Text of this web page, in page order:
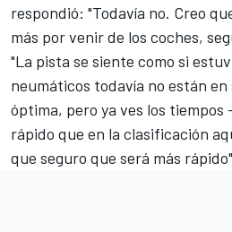
respondió: "Todavía no. Creo
más por venir de los coches,
"La pista se siente como si
neumáticos todavía no están
óptima, pero ya ves los tiempos
rápido que en la clasificación
que seguro que será más